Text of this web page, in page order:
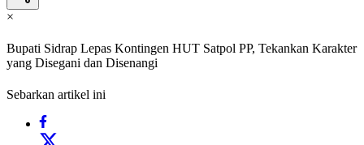
×
Bupati Sidrap Lepas Kontingen HUT Satpol PP, Tekankan Karakter
yang Disegani dan Disenangi
Sebarkan artikel ini